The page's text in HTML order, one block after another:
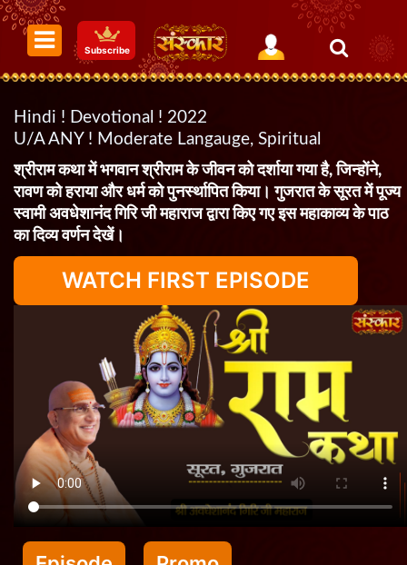
Subscribe
Hindi ! Devotional ! 2022
U/A ANY ! Moderate Langauge, Spiritual
श्रीराम कथा में भगवान श्रीराम के जीवन को दर्शाया गया है, जिन्होंने,
रावण को हराया और धर्म को पुनर्स्थापित किया। गुजरात के सूरत में पूज्य
स्वामी अवधेशानंद गिरि जी महाराज द्वारा किए गए इस महाकाव्य के पाठ
का दिव्य वर्णन देखें।
WATCH FIRST EPISODE